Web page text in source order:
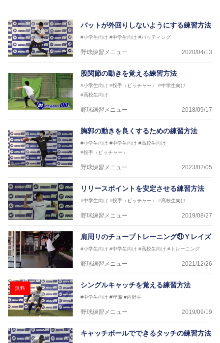
バットが外回りしないようにする練習方法
#小学生向け #中学生向け #バッティング
野球練習メニュー 2020/04/13
股関節の動きを覚える練習方法
#小学生向け #投手（ピッチャー）
#中学生向け
#高校生向け
野球練習メニュー 2018/09/17
胸郭の動きを良くするための練習方法
#小学生向け #中学生向け #高校生向け
#投手（ピッチャー）
野球練習メニュー 2023/02/05
リリースポイントを安定させる練習方法
#中学生向け #投手（ピッチャー） #高校生向け
野球練習メニュー 2019/08/27
肩周りのチューブトレーニング㉑Ｙレイズ
#小学生向け #中学生向け #高校生向け #トレーニング
野球練習メニュー 2021/12/26
無料 シングルキャッチを覚える練習方法
#中学生向け #守備 #内野手
野球練習メニュー 2019/09/19
キャッチボールでできるタッチの練習方法